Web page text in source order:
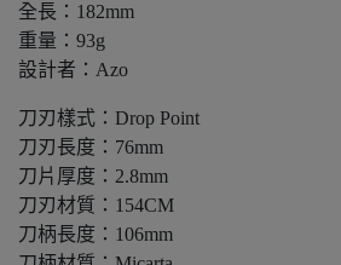
全長：182mm
重量：93g
設計者：Azo
刀刃樣式：Drop Point
刀刃長度：76mm
刀片厚度：2.8mm
刀刃材質：154CM
刀柄長度：106mm